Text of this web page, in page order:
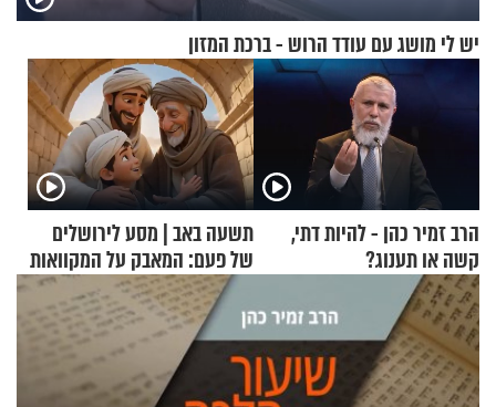
יש לי מושג עם עודד הרוש - ברכת המזון
הרב זמיר כהן - להיות דתי,
קשה או תענוג?
תשעה באב | מסע לירושלים
של פעם: המאבק על המקוואות